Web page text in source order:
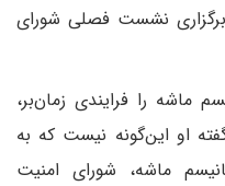
نشست فصلی شورای
ماشه را فرایندی زمان‌بر،
او این‌گونه نیست که به
ماشه، شورای امنیت